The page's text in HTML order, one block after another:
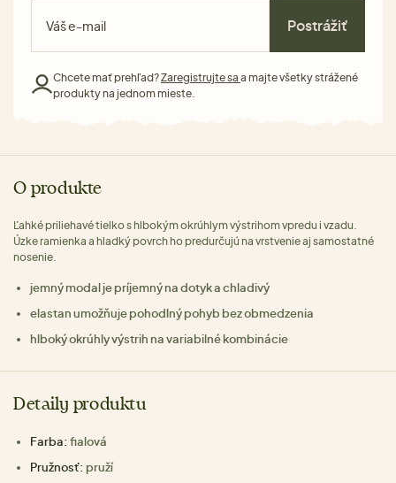
Postrážiť
Chcete mať prehľad?Zaregistrujte sa a majte všetky strážené
produkty na jednom mieste.
O produkte
Ľahké priliehavé tielko s hlbokým okrúhlym výstrihom vpredu i vzadu.
Úzke ramienka a hladký povrch ho predurčujú na vrstvenie aj samostatné
nosenie.
jemný modal je príjemný na dotyk a chladivý
elastan umožňuje pohodlný pohyb bez obmedzenia
hlboký okrúhly výstrih na variabilné kombinácie
Detaily produktu
Farba: fialová
Pružnosť: pruží